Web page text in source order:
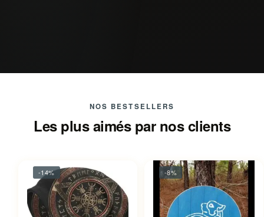
NOS BESTSELLERS
Les plus aimés par nos clients
-14% -8%